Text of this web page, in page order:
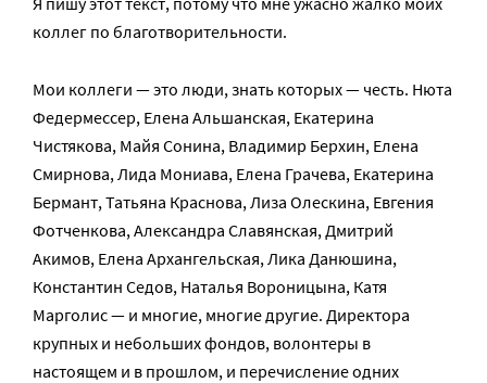
коллег по благотворительности.
Мои коллеги — это люди, знать которых — честь. Нюта
Федермессер, Елена Альшанская, Екатерина
Чистякова, Майя Сонина, Владимир Берхин, Елена
Смирнова, Лида Мониава, Елена Грачева, Екатерина
Бермант, Татьяна Краснова, Лиза Олескина, Евгения
Фотченкова, Александра Славянская, Дмитрий
Акимов, Елена Архангельская, Лика Данюшина,
Константин Седов, Наталья Вороницына, Катя
Марголис — и многие, многие другие. Директора
крупных и небольших фондов, волонтеры в
настоящем и в прошлом, и перечисление одних